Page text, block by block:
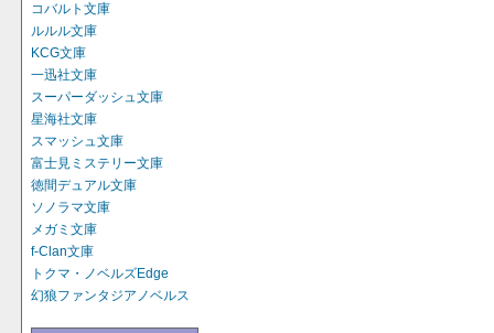
コバルト文庫
ルルル文庫
KCG文庫
一迅社文庫
スーパーダッシュ文庫
星海社文庫
スマッシュ文庫
富士見ミステリー文庫
徳間デュアル文庫
ソノラマ文庫
メガミ文庫
f-Clan文庫
トクマ・ノベルズEdge
幻狼ファンタジアノベルス